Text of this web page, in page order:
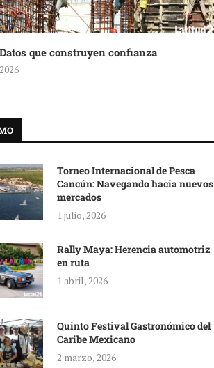
que construyen confianza
Torneo Internacional de Pesca
Cancún: Navegando hacia nuevos
mercados
1 julio, 2026
Rally Maya: Herencia automotriz
en ruta
1 abril, 2026
Quinto Festival Gastronómico del
Caribe Mexicano
2 marzo, 2026